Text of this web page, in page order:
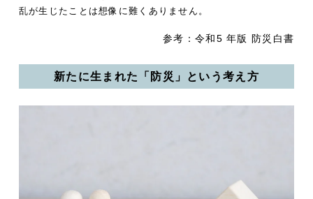
乱が生じたことは想像に難くありません。
参考：令和5 年版 防災白書
新たに生まれた「防災」という考え方